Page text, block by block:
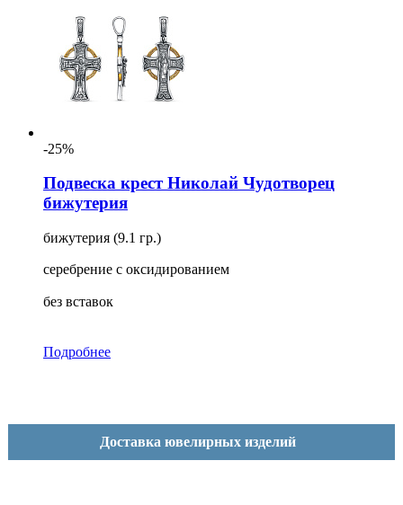
-25%
Подвеска крест Николай Чудотворец
бижутерия
бижутерия (9.1 гр.)
серебрение с оксидированием
без вставок
Подробнее
Доставка ювелирных изделий